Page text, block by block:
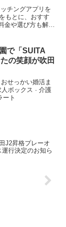
チングアプリを
もとに、おすす
や選び方も解説
で「SUITA
の笑顔が吹田
せっかい婚活ま
ボックス · 介護
ート
J2昇格プレーオ
行決定のお知ら